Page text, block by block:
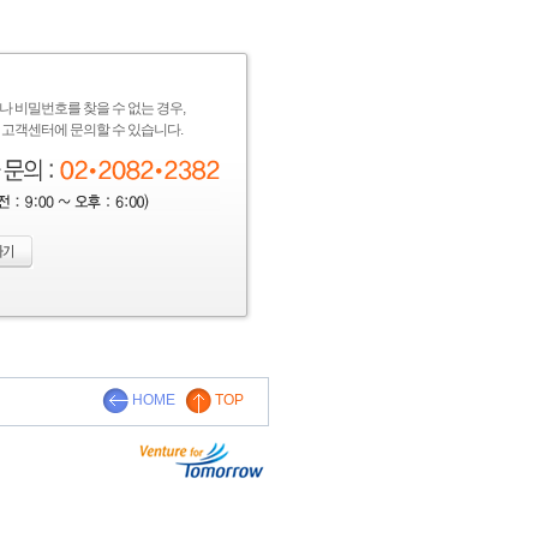
비밀번호를 찾을 수 없는 경우,
객센터에 문의할 수 있습니다.
HOME TOP